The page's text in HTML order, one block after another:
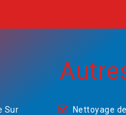
Sur
Nettoyage